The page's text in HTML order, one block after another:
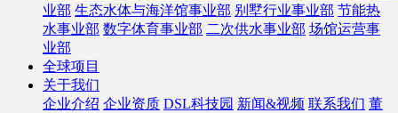
业部 生态水体与海洋馆事业部 别墅行业事业部 节能热
水事业部 数字体育事业部 二次供水事业部 场馆运营事
业部
全球项目
关于我们
企业介绍 企业资质 DSL科技园 新闻&视频 联系我们 董